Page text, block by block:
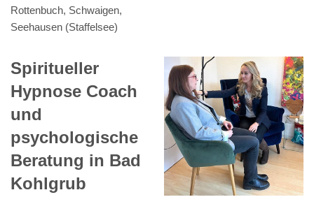
Rottenbuch, Schwaigen,
Seehausen (Staffelsee)
Spiritueller
Hypnose Coach
und
psychologische
Beratung in Bad
Kohlgrub